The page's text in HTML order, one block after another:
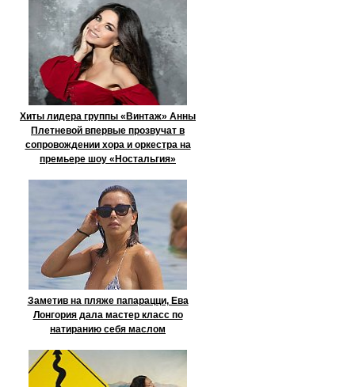
Хиты лидера группы «Винтаж» Анны
Плетневой впервые прозвучат в
сопровождении хора и оркестра на
премьере шоу «Ностальгия»
Заметив на пляже папарацци, Ева
Лонгория дала мастер класс по
натиранию себя маслом